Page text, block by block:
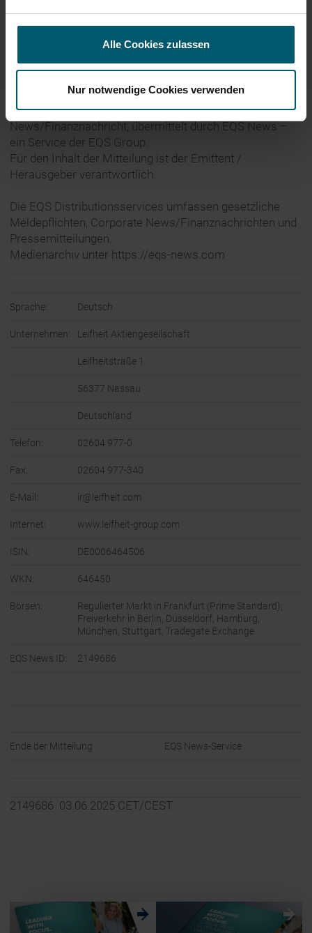
Alle Cookies zulassen
Nur notwendige Cookies verwenden
03.06.2025 CET/CEST Veröffentlichung einer Corporate
News/Finanznachricht, übermittelt durch EQS News –
ein Service der EQS Group.
Für den Inhalt der Mitteilung ist der Emittent /
Herausgeber verantwortlich.
Die EQS Distributionsservices umfassen gesetzliche
Meldepflichten, Corporate News/Finanznachrichten und
Pressemitteilungen.
Medienarchiv unter https://eqs-news.com
Sprache: Deutsch
Unternehmen: Leifheit Aktiengesellschaft
Leifheitstraße 1
56377 Nassau
Deutschland
Telefon: 02604 977-0
Fax: 02604 977-340
E-Mail: ir@leifheit.com
Internet: www.leifheit-group.com
ISIN: DE0006464506
WKN: 646450
Börsen:
Regulierter Markt in Frankfurt (Prime Standard);
Freiverkehr in Berlin, Düsseldorf, Hamburg,
München, Stuttgart, Tradegate Exchange
EQS News ID: 2149686
Ende der Mitteilung EQS News-Service
2149686 03.06.2025 CET/CEST
w w